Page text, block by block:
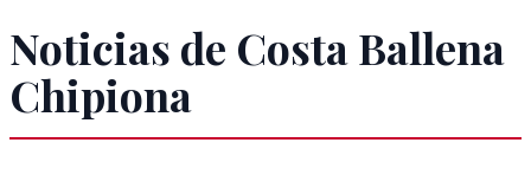
Noticias de Costa Ballena
Chipiona